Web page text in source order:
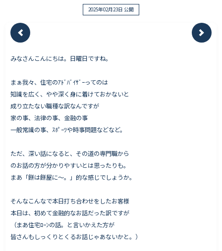
Livesumai 保証について
見学会／モデルハウス情報
物件情報
Works - 施工実績
完成案内
よくいただくご質問
会社情報
2025年02月23日 公開
みなさんこんにちは。日曜日ですね。
まぁ我々、住宅のｱﾄﾞﾊﾞｲｻﾞｰってのは
知識を広く、やや深く身に着けておかないと
成り立たない職種な訳なんですが
家の事、法律の事、金融の事
一般常識の事、ｽﾎﾟｰﾂや時事問題などなど。
ただ、深い話になると、その道の専門職から
のお話の方が分かりやすいとは思ったりも。
まあ「餅は餅屋に〜。」的な感じでしょうか。
そんなこんなで本日打ち合わせをしたお客様
本日は、初めて金融的なお話だった訳ですが
（まあ住宅ﾛｰﾝの話。と言いかえた方が
皆さんもしっくりとくるお話じゃあないかと。）